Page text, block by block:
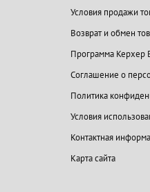
Условия продажи
Возврат и обмен
Программа Керхер
Соглашение о
Политика
Условия
Контактная
Карта сайта